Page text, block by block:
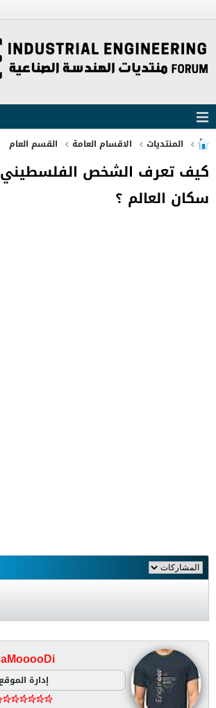
المنتديات الاقسام العامة القسم العام
كيف تعرف الشخص
سكان العالم ؟
إدارة